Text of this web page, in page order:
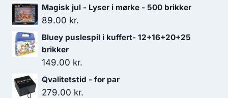
Magisk jul - Lyser i mørke - 500 brikker
89.00 kr.
Bluey puslespil i kuffert- 12+16+20+25
brikker
149.00 kr.
Qvalitetstid - for par
279.00 kr.